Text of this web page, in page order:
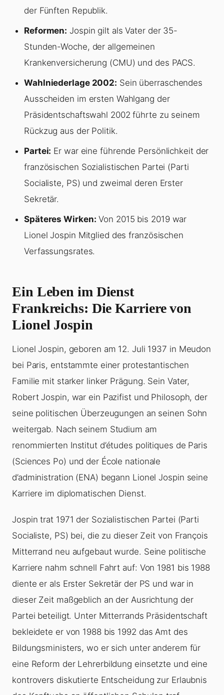
der Fünften Republik.
Reformen: Jospin gilt als Vater der 35-
Stunden-Woche, der allgemeinen
Krankenversicherung (CMU) und des PACS.
Wahlniederlage 2002: Sein überraschendes
Ausscheiden im ersten Wahlgang der
Präsidentschaftswahl 2002 führte zu seinem
Rückzug aus der Politik.
Partei: Er war eine führende Persönlichkeit der
französischen Sozialistischen Partei (Parti
Socialiste, PS) und zweimal deren Erster
Sekretär.
Späteres Wirken: Von 2015 bis 2019 war
Lionel Jospin Mitglied des französischen
Verfassungsrates.
Ein Leben im Dienst
Frankreichs: Die Karriere von
Lionel Jospin
Lionel Jospin, geboren am 12. Juli 1937 in Meudon
bei Paris, entstammte einer protestantischen
Familie mit starker linker Prägung. Sein Vater,
Robert Jospin, war ein Pazifist und Philosoph, der
seine politischen Überzeugungen an seinen Sohn
weitergab. Nach seinem Studium am
renommierten Institut d’études politiques de Paris
(Sciences Po) und der École nationale
d’administration (ENA) begann Lionel Jospin seine
Karriere im diplomatischen Dienst.
Jospin trat 1971 der Sozialistischen Partei (Parti
Socialiste, PS) bei, die zu dieser Zeit von François
Mitterrand neu aufgebaut wurde. Seine politische
Karriere nahm schnell Fahrt auf: Von 1981 bis 1988
diente er als Erster Sekretär der PS und war in
dieser Zeit maßgeblich an der Ausrichtung der
Partei beteiligt. Unter Mitterrands Präsidentschaft
bekleidete er von 1988 bis 1992 das Amt des
Bildungsministers, wo er sich unter anderem für
eine Reform der Lehrerbildung einsetzte und eine
kontrovers diskutierte Entscheidung zur Erlaubnis